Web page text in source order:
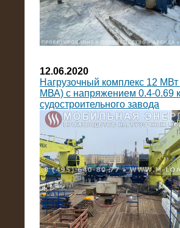
12.06.2020
Нагрузочный комплекс 12 МВт
МВА) с напряжением 0.4-0.69
судостроительного завода